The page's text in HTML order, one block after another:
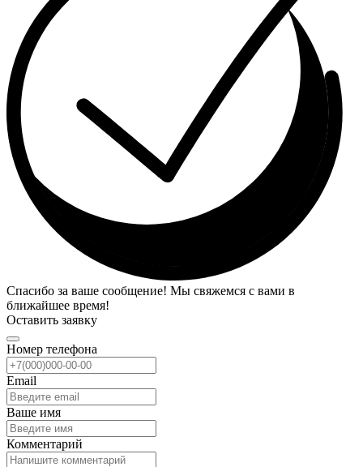
Спасибо за ваше сообщение! Мы свяжемся с вами в
ближайшее время!
Оставить заявку
Номер телефона
Email
Ваше имя
Комментарий